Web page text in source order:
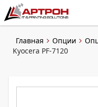
Главная Опции
Kyocera PF-7120